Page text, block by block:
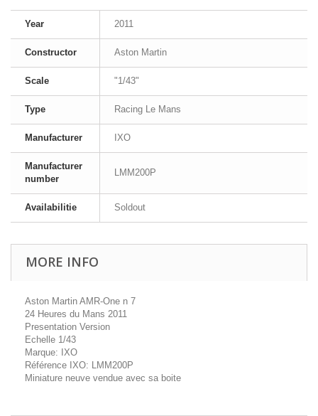
Year 2011
Constructor Aston Martin
Scale "1/43"
Type Racing Le Mans
Manufacturer IXO
Manufacturer
number
LMM200P
Availabilitie Soldout
MORE INFO
Aston Martin AMR-One n 7
24 Heures du Mans 2011
Presentation Version
Echelle 1/43
Marque: IXO
Référence IXO: LMM200P
Miniature neuve vendue avec sa boite